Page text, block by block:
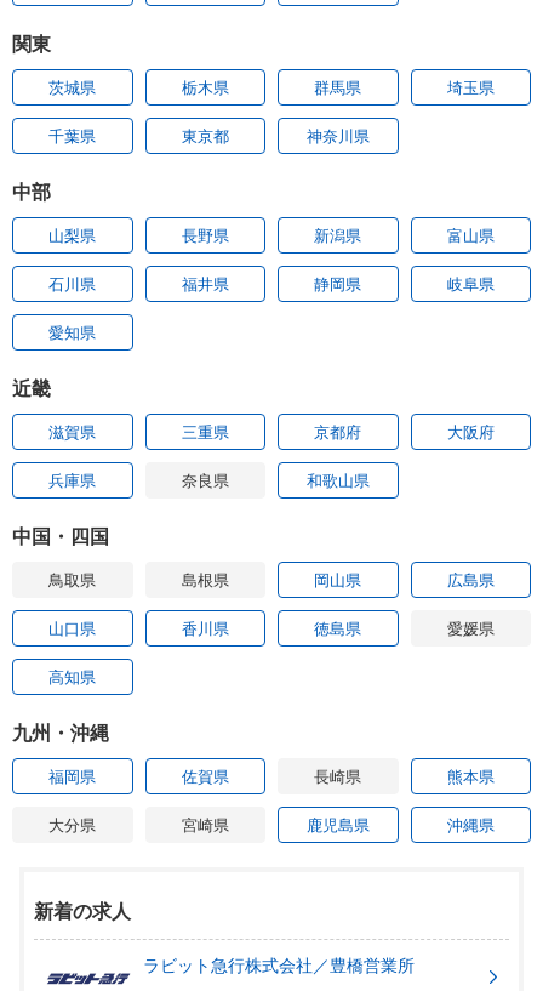
関東
茨城県 栃木県 群馬県 埼玉県
千葉県 東京都 神奈川県
中部
山梨県 長野県 新潟県 富山県
石川県 福井県 静岡県 岐阜県
愛知県
近畿
滋賀県 三重県 京都府 大阪府
兵庫県 奈良県 和歌山県
中国・四国
鳥取県 島根県 岡山県 広島県
山口県 香川県 徳島県 愛媛県
高知県
九州・沖縄
福岡県 佐賀県 長崎県 熊本県
大分県 宮崎県 鹿児島県 沖縄県
新着の求人
ラビット急行株式会社／豊橋営業所